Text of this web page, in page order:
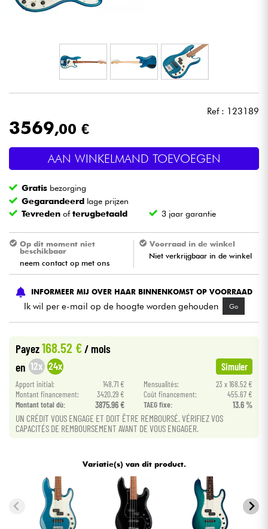
Licht
Drums & percussie
Blaasinstrument
Viool & Quatuor
Kinderen
HiFi
Sets
Ref : 123189
3569,00 €
AAN WINKELMAND TOEVOEGEN
Gratis bezorging
Gegarandeerd lage prijzen
Tevreden ofterugbetaald 3 jaar garantie
Op dit moment niet
beschikbaar
neem contact op met ons
Voorraad in de winkel
Niet verkrijgbaar in de winkel
INFORMEER MIJ OVER HAAR BINNENKOMST OP VOORRAAD
Ik wil per e-mail op de hoogte worden gehouden Go
Payez168.52 € / mois
en 12x 24x Simuler
Apport initial: 148.71 € Mensualités:
23 x 168.52 €
Montant financement:
3420.29 € Coût financement:
455.67 €
Montant total dù:
3875.96 € TAEG fixe: 13.6 %
UN CRÉDIT VOUS ENGAGE ET DOIT ÊTRE REMBOURSÉ. VÉRIFIEZ VOS
CAPACITÉS DE REMBOURSEMENT AVANT DE VOUS ENGAGER.
Variatie(s) van dit product.